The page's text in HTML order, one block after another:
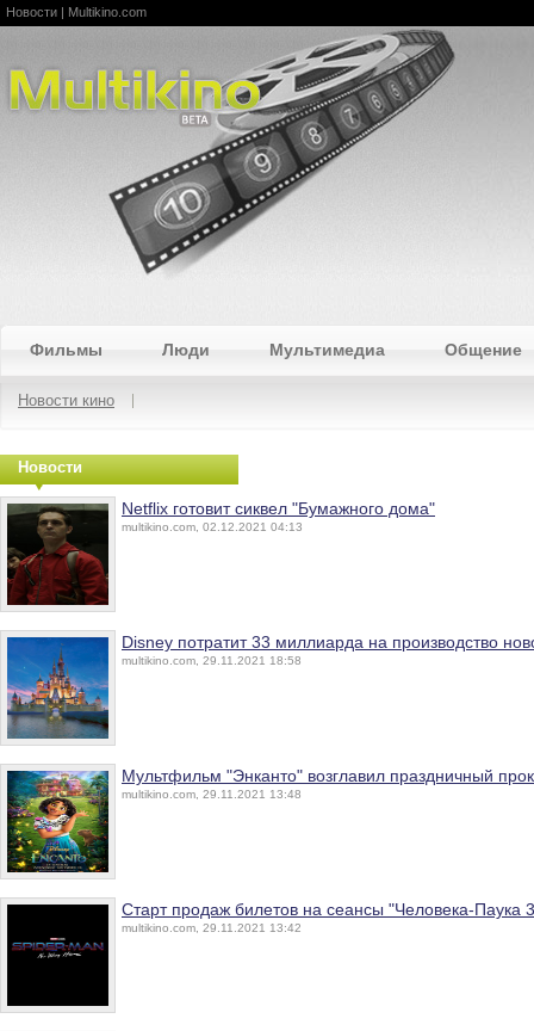
Multikino
Новости | Multikino.com
Фильмы Люди Мультимедиа Общение
Новости кино
Новости
Netflix готовит сиквел "Бумажного дома"
multikino.com, 02.12.2021 04:13
Disney потратит 33 миллиарда на производство
multikino.com, 29.11.2021 18:58
Мультфильм "Энканто" возглавил праздничный
multikino.com, 29.11.2021 13:48
Старт продаж билетов на сеансы "Человека-Паука
multikino.com, 29.11.2021 13:42